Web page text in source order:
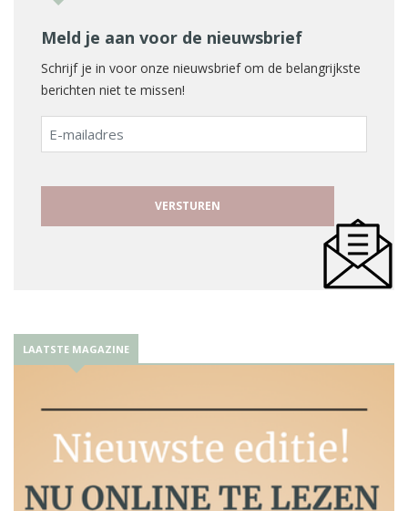
Meld je aan voor de nieuwsbrief
Schrijf je in voor onze nieuwsbrief om de belangrijkste
berichten niet te missen!
E-
mailadres
LAATSTE MAGAZINE